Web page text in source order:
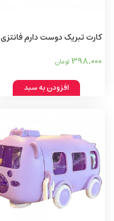
کارت تبریک دوست دارم فانتزی
398,000 تومان
افزودن به سبد